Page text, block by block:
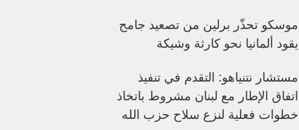
موسكو تحذّر برلين من تصعيد جامح
يقود ألمانيا نحو كارثة وشيكة
مستشار نتنياهو: التقدم في تنفيذ
اتفاق الإطار مع لبنان مشروط باتخاذ
خطوات فعلية لنزع سلاح حزب الله